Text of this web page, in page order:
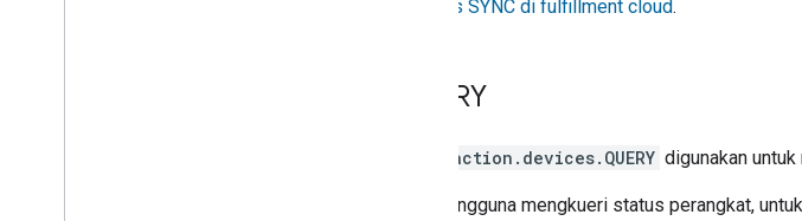
respons SYNC di fulfillment cloud.
QUERY
action.devices.QUERY digunakan
Saat pengguna mengkueri status perangkat,